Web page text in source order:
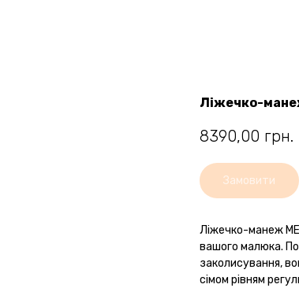
Ліжечко-
8390,00 грн.
Замовити
Ліжечко-манеж
вашого малюка.
заколисування,
сімом рівням